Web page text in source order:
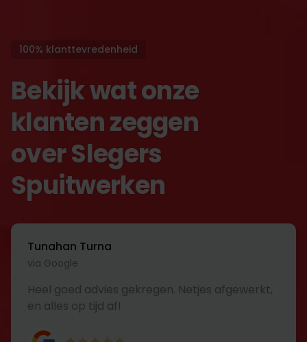
100% klanttevredenheid
Bekijk wat onze
klanten zeggen
over Slegers
Spuitwerken
Tunahan Turna
via Google
Heel goed advies gekregen. Netjes afgewerkt,
en alles op tijd af!